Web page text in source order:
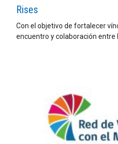
Rises
Con el objetivo de fortalecer
encuentro y colaboración entre